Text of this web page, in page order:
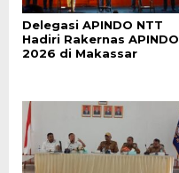
Delegasi APINDO NTT
Hadiri Rakernas APINDO
2026 di Makassar